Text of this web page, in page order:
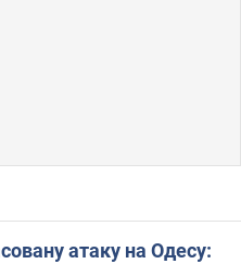
атаку на Одесу: